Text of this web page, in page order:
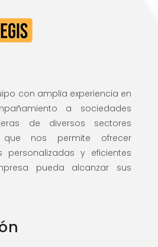
con amplia experiencia en
a sociedades
de diversos sectores
que nos permite ofrecer
personalizadas y eficientes
pueda alcanzar sus